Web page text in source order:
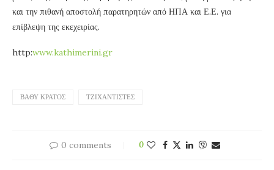
και την πιθανή αποστολή παρατηρητών από ΗΠΑ και Ε.Ε. για
επίβλεψη της εκεχειρίας.
http:www.kathimerini.gr
ΒΑΘΎ ΚΡΆΤΟΣ ΤΖΙΧΑΝΤΙΣΤΈΣ
0 comments 0